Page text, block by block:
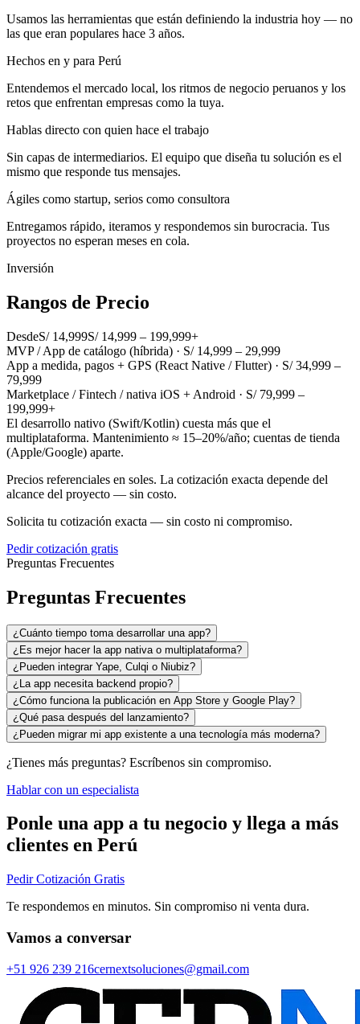
Usamos las herramientas que están definiendo la industria hoy — no
las que eran populares hace 3 años.
Hechos en y para Perú
Entendemos el mercado local, los ritmos de negocio peruanos y los
retos que enfrentan empresas como la tuya.
Hablas directo con quien hace el trabajo
Sin capas de intermediarios. El equipo que diseña tu solución es el
mismo que responde tus mensajes.
Ágiles como startup, serios como consultora
Entregamos rápido, iteramos y respondemos sin burocracia. Tus
proyectos no esperan meses en cola.
Inversión
Rangos de Precio
DesdeS/ 14,999S/ 14,999 – 199,999+
MVP / App de catálogo (híbrida) · S/ 14,999 – 29,999
App a medida, pagos + GPS (React Native / Flutter) · S/ 34,999 –
79,999
Marketplace / Fintech / nativa iOS + Android · S/ 79,999 –
199,999+
El desarrollo nativo (Swift/Kotlin) cuesta más que el
multiplataforma. Mantenimiento ≈ 15–20%/año; cuentas de tienda
(Apple/Google) aparte.
Precios referenciales en soles. La cotización exacta depende del
alcance del proyecto — sin costo.
Solicita tu cotización exacta — sin costo ni compromiso.
Pedir cotización gratis
Preguntas Frecuentes
Preguntas Frecuentes
¿Cuánto tiempo toma desarrollar una app?
¿Es mejor hacer la app nativa o multiplataforma?
¿Pueden integrar Yape, Culqi o Niubiz?
¿La app necesita backend propio?
¿Cómo funciona la publicación en App Store y Google Play?
¿Qué pasa después del lanzamiento?
¿Pueden migrar mi app existente a una tecnología más moderna?
¿Tienes más preguntas? Escríbenos sin compromiso.
Hablar con un especialista
Ponle una app a tu negocio y llega a más
clientes en Perú
Pedir Cotización Gratis
Te respondemos en minutos. Sin compromiso ni venta dura.
Vamos a conversar
+51 926 239 216cernextsoluciones@gmail.com